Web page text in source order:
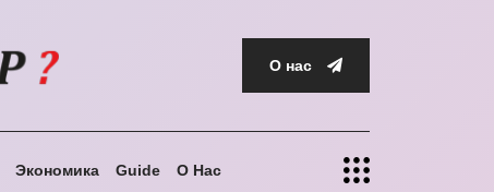
О нас
Экономика Guide О Нас